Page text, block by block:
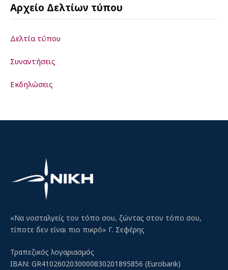
Αρχείο Δελτίων τύπου
Δελτία τύπου
Συναντήσεις
Εκδηλώσεις
«Να νοσταλγείς τον τόπο σου, ζώντας στον τόπο σου,
τίποτε δεν είναι πιο πικρό» Γ. Σεφέρης
Τραπεζικός λογαριασμός
IBAN: GR4102602030000830201895856 (Eurobank)